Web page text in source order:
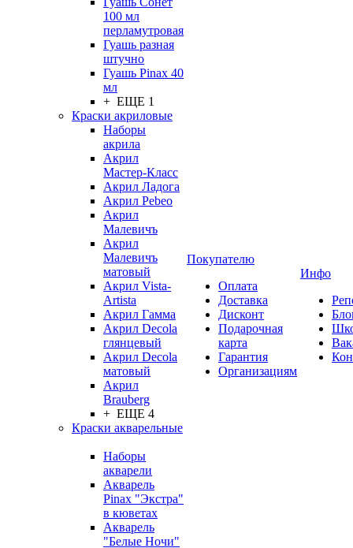
100 мл
перламутровая
Гуашь разная
штучно
Гуашь Pinax 40
мл
+ ЕЩЕ 1
Краски акриловые
Наборы
акрила
Акрил
Мастер-Класс
Акрил Ладога
Акрил Pebeo
Акрил
Малевичъ
Акрил
Малевичъ
матовый
Акрил Vista-
Artista
Акрил Гамма
Акрил Decola
глянцевый
Акрил Decola
матовый
Акрил
Brauberg
+ ЕЩЕ 4
Краски акварельные
Наборы
акварели
Акварель
Pinax "Экстра"
в кюветах
Акварель
"Белые Ночи"
Покупателю
Оплата
Доставка
Дисконт
Подарочная
карта
Гарантия
Организациям
Инфо